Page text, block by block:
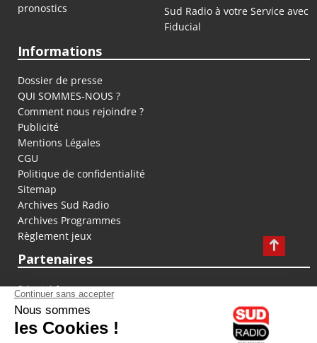
pronostics
Sud Radio à votre Service avec
Fiducial
Informations
Dossier de presse
QUI SOMMES-NOUS ?
Comment nous rejoindre ?
Publicité
Mentions Légales
CGU
Politique de confidentialité
Sitemap
Archives Sud Radio
Archives Programmes
Règlement jeux
Partenaires
fiducial.fr
lyoncapitale.fr
olympique-et-lyonnais.com